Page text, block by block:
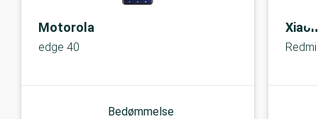
Motorola
edge 40
Bedømmelse